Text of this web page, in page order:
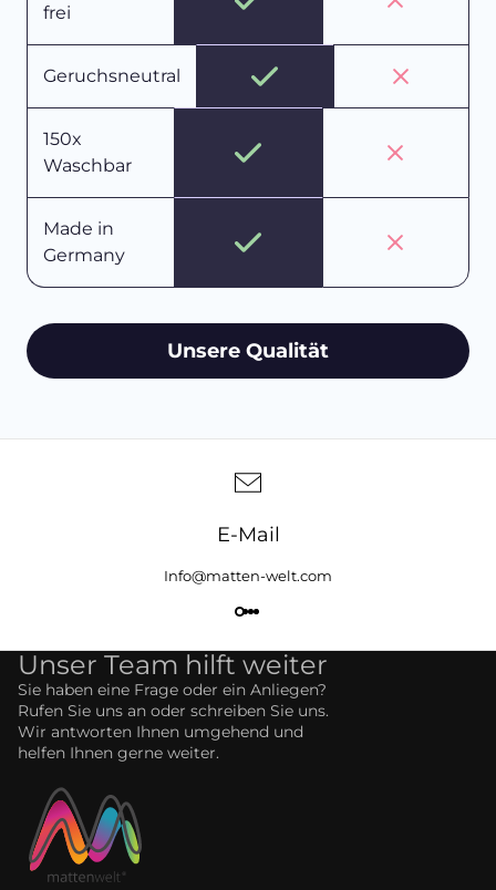
frei
Geruchsneutral
150x
Waschbar
Made in
Germany
Unsere Qualität
E-Mail
Info@matten-welt.com
Unser Team hilft weiter
Sie haben eine Frage oder ein Anliegen?
Rufen Sie uns an oder schreiben Sie uns.
Wir antworten Ihnen umgehend und
helfen Ihnen gerne weiter.